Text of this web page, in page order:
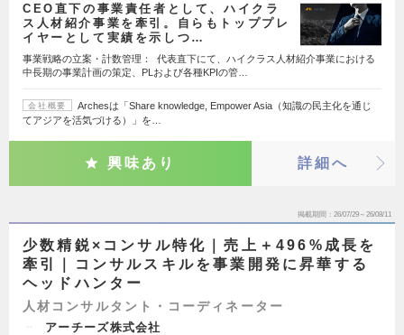
CEO直下の事業責任者として、ハイクラ
ス人材紹介事業を牽引。自らもトッププレ
イヤーとして実績を示しつ…
事業戦略の立案・計数管理： 代表直下にて、ハイクラス人材紹介事業における
中長期の事業計画の策定、PLおよび各種KPIの管…
会社概要
Archesは「Share knowledge, Empower Asia（知識の民主化を通じ
てアジアを活気づける）」を…
興味あり 詳細へ
掲載期間 26/07/29～26/08/11
少数精鋭×コンサル特化｜売上＋496%成長を
牽引｜コンサルスキルを事業開発に昇華する
ヘッドハンター
人材コンサルタント・コーディネーター
アーチーズ株式会社